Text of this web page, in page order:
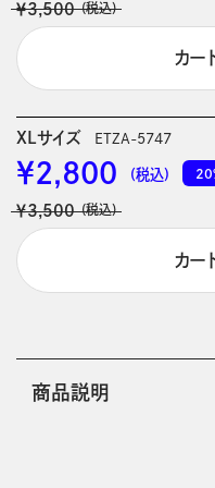
￥3,500 (税込)
カー
XLサイズ ETZA-5747
￥2,800 (税込)
￥3,500 (税込)
カー
商品説明